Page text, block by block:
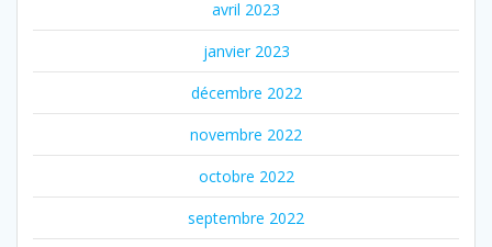
avril 2023
janvier 2023
décembre 2022
novembre 2022
octobre 2022
septembre 2022